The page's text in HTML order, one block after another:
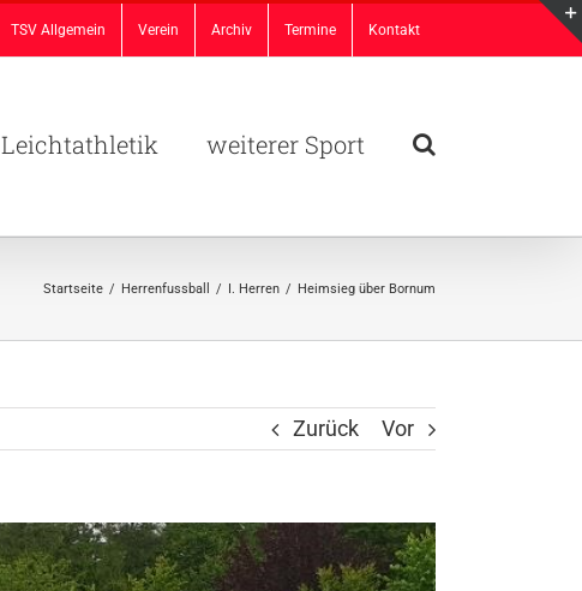
TSV Allgemein Verein Archiv Termine Kontakt
Leichtathletik weiterer Sport
Startseite / Herrenfussball / I. Herren / Heimsieg über Bornum
Zurück Vor